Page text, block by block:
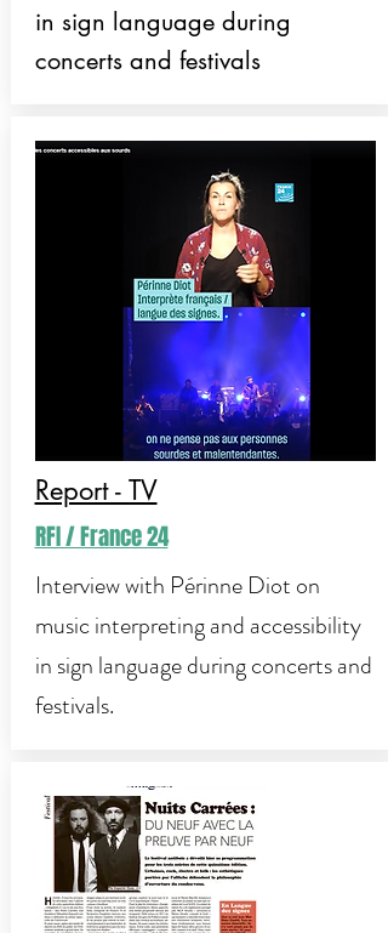
in sign language during
concerts and festivals
Report - TV
RFI / France 24
Interview with Périnne Diot on
music interpreting and accessibility
in sign language during concerts and
festivals.